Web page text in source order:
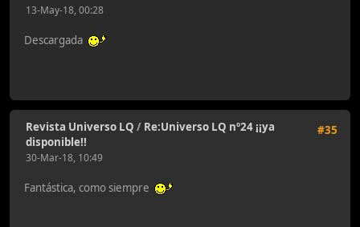
13-May-18, 00:28
Descargada
#35
Revista Universo LQ / Re:Universo LQ nº24 ¡¡ya
disponible!!
30-Mar-18, 10:49
Fantástica, como siempre